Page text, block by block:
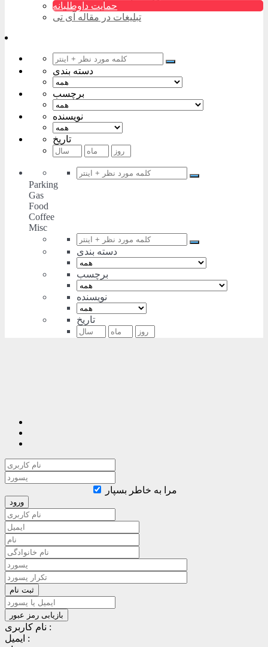
حمایت داوطلبانه
تبلیغات در مقاله آی تی
دسته بندی
برچسب
نویسنده
تاریخ
Parking
Gas
Food
Coffee
Misc
دسته بندی
برچسب
نویسنده
تاریخ
مرا به خاطر بسپار
نام کاربری :
ایمیل :